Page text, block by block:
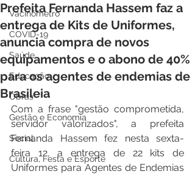
Vacinômetro
COVID-19
Saúde
Educação
Obras
Gestão e Economia
Social
Cultura, Festa e Esporte
Prefeita Fernanda Hassem faz a
entrega de Kits de Uniformes,
anuncia compra de novos
equipamentos e o abono de 40%
para os agentes de endemias de
Brasileia
Com a frase "gestão comprometida,
servidor valorizados", a prefeita
Fernanda Hassem fez nesta sexta-
feira 12, a entrega de 22 kits de
Uniformes para Agentes de Endemias